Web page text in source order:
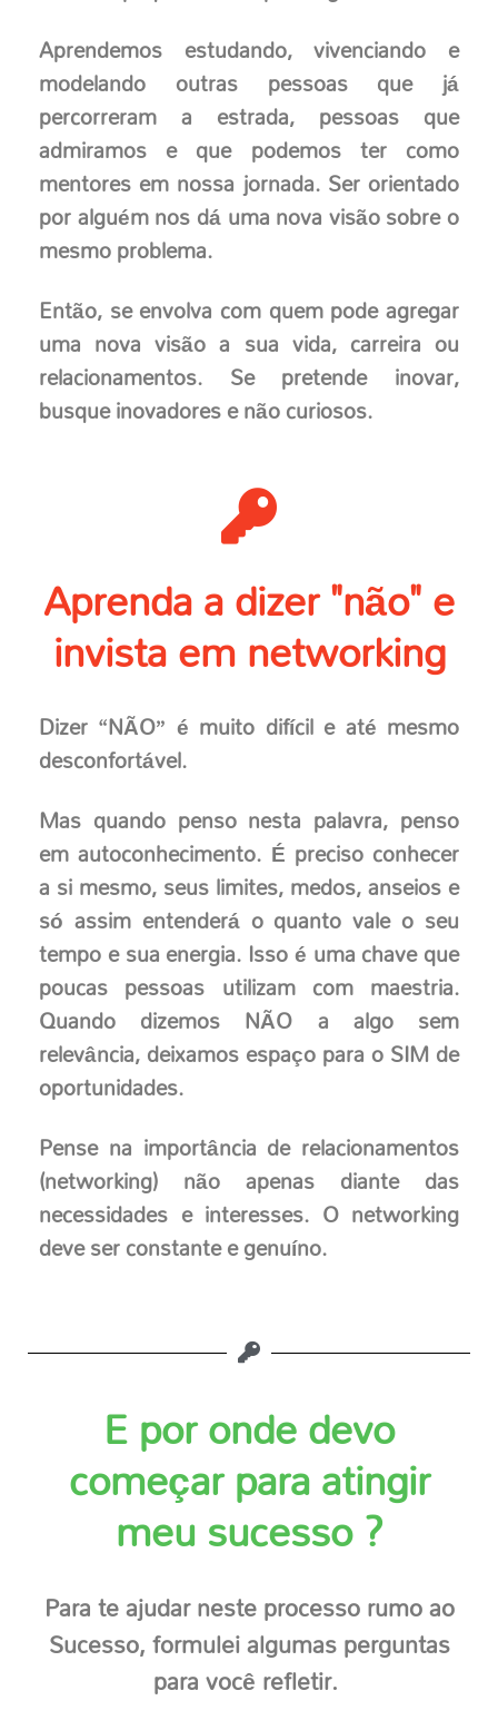
Aprendemos estudando, vivenciando e
modelando outras pessoas que já
percorreram a estrada, pessoas que
admiramos e que podemos ter como
mentores em nossa jornada. Ser orientado
por alguém nos dá uma nova visão sobre o
mesmo problema.
Então, se envolva com quem pode agregar
uma nova visão a sua vida, carreira ou
relacionamentos. Se pretende inovar,
busque inovadores e não curiosos.
Aprenda a dizer "não" e
invista em networking
Dizer “NÃO” é muito difícil e até mesmo
desconfortável.
Mas quando penso nesta palavra, penso
em autoconhecimento. É preciso conhecer
a si mesmo, seus limites, medos, anseios e
só assim entenderá o quanto vale o seu
tempo e sua energia. Isso é uma chave que
poucas pessoas utilizam com maestria.
Quando dizemos NÃO a algo sem
relevância, deixamos espaço para o SIM de
oportunidades.
Pense na importância de relacionamentos
(networking) não apenas diante das
necessidades e interesses. O networking
deve ser constante e genuíno.
E por onde devo
começar para atingir
meu sucesso ?
Para te ajudar neste processo rumo ao
Sucesso, formulei algumas perguntas
para você refletir.